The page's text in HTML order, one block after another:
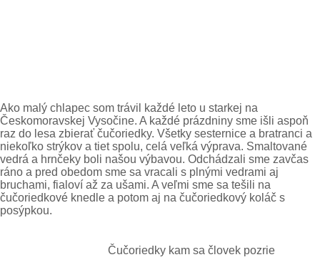
Ako malý chlapec som trávil každé leto u starkej na
Českomoravskej Vysočine. A každé prázdniny sme išli aspoň
raz do lesa zbierať čučoriedky. Všetky sesternice a bratranci a
niekoľko strýkov a tiet spolu, celá veľká výprava. Smaltované
vedrá a hrnčeky boli našou výbavou. Odchádzali sme zavčas
ráno a pred obedom sme sa vracali s plnými vedrami aj
bruchami, fialoví až za ušami. A veľmi sme sa tešili na
čučoriedkové knedle a potom aj na čučoriedkový koláč s
posýpkou.
Čučoriedky kam sa človek pozrie